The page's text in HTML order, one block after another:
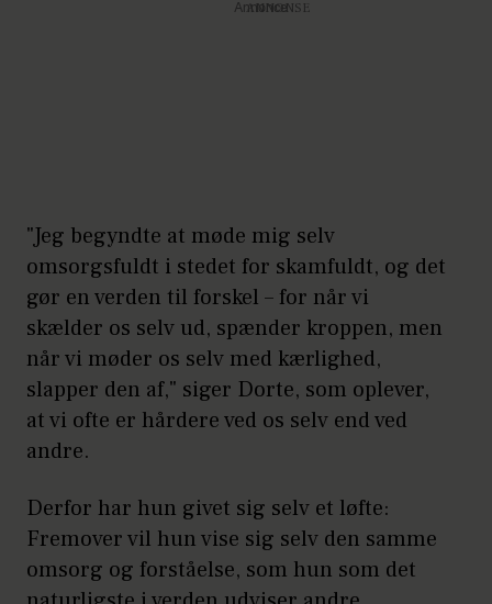
Annonce
"Jeg begyndte at møde mig selv
omsorgsfuldt i stedet for skamfuldt, og det
gør en verden til forskel – for når vi
skælder os selv ud, spænder kroppen, men
når vi møder os selv med kærlighed,
slapper den af," siger Dorte, som oplever,
at vi ofte er hårdere ved os selv end ved
andre.
Derfor har hun givet sig selv et løfte:
Fremover vil hun vise sig selv den samme
omsorg og forståelse, som hun som det